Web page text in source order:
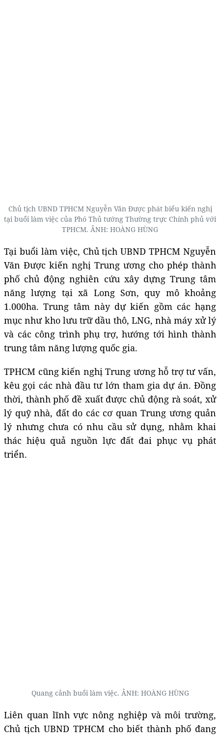
Chủ tịch UBND TPHCM Nguyễn Văn Được phát biểu kiến nghị
tại buổi làm việc của Phó Thủ tướng Thường trực Chính phủ với
TPHCM. ẢNH: HOÀNG HÙNG
Tại buổi làm việc, Chủ tịch UBND TPHCM Nguyễn
Văn Được kiến nghị Trung ương cho phép thành
phố chủ động nghiên cứu xây dựng Trung tâm
năng lượng tại xã Long Sơn, quy mô khoảng
1.000ha. Trung tâm này dự kiến gồm các hạng
mục như kho lưu trữ dầu thô, LNG, nhà máy xử lý
và các công trình phụ trợ, hướng tới hình thành
trung tâm năng lượng quốc gia.
TPHCM cũng kiến nghị Trung ương hỗ trợ tư vấn,
kêu gọi các nhà đầu tư lớn tham gia dự án. Đồng
thời, thành phố đề xuất được chủ động rà soát, xử
lý quỹ nhà, đất do các cơ quan Trung ương quản
lý nhưng chưa có nhu cầu sử dụng, nhằm khai
thác hiệu quả nguồn lực đất đai phục vụ phát
triển.
Quang cảnh buổi làm việc. ẢNH: HOÀNG HÙNG
Liên quan lĩnh vực nông nghiệp và môi trường,
Chủ tịch UBND TPHCM cho biết thành phố đang